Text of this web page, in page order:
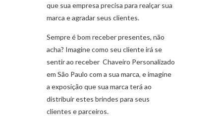
que sua empresa precisa para realçar sua
marca e agradar seus clientes.
Sempre é bom receber presentes, não
acha? Imagine como seu cliente irá se
sentir ao receber Chaveiro Personalizado
em São Paulo com a sua marca, e imagine
a exposição que sua marca terá ao
distribuir estes brindes para seus
clientes e parceiros.